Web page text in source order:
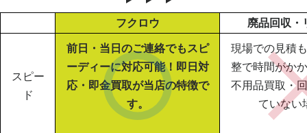
フクロウ 廃品回収・
スピー
ド
前日・当日のご連絡でもスピ
ーディーに対応可能！即日対
応・即金買取が当店の特徴で
す。
現場での見積
整で時間がか
不用品買取・
ていない